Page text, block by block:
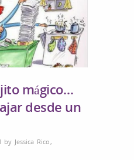
mágico…
desde un
by Jessica Rico,